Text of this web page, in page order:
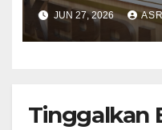
Mengikuti
Tingkat
JUN 27, 2026
Tinggalkan